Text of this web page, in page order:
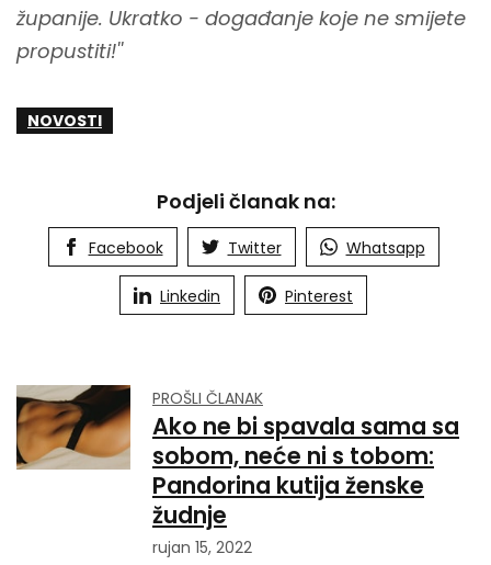
županije. Ukratko - događanje koje ne smijete
propustiti!''
NOVOSTI
Podjeli članak na:
Facebook Twitter Whatsapp
Linkedin Pinterest
PROŠLI ČLANAK
Ako ne bi spavala sama sa
sobom, neće ni s tobom:
Pandorina kutija ženske
žudnje
rujan 15, 2022